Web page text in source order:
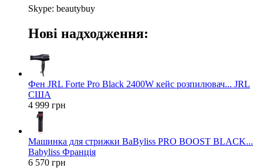
Skype: beautybuy
Нові надходження:
Фен JRL Forte Pro Black 2400W кейс розпилювач... JRL
США
4 999 грн
Машинка для стрижки BaByliss PRO BOOST BLACK...
Babyliss Франція
6 570 грн